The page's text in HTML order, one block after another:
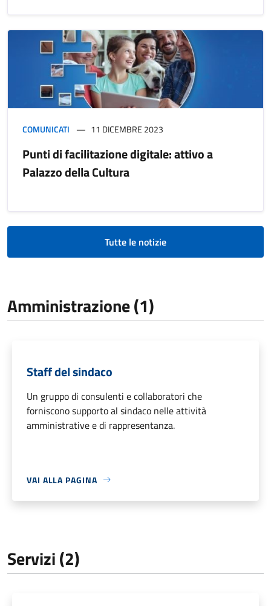
COMUNICATI 11 DICEMBRE 2023
Punti di facilitazione digitale: attivo a
Palazzo della Cultura
Tutte le notizie
Amministrazione (1)
Staff del sindaco
Un gruppo di consulenti e collaboratori che
forniscono supporto al sindaco nelle attività
amministrative e di rappresentanza.
VAI ALLA PAGINA
Servizi (2)